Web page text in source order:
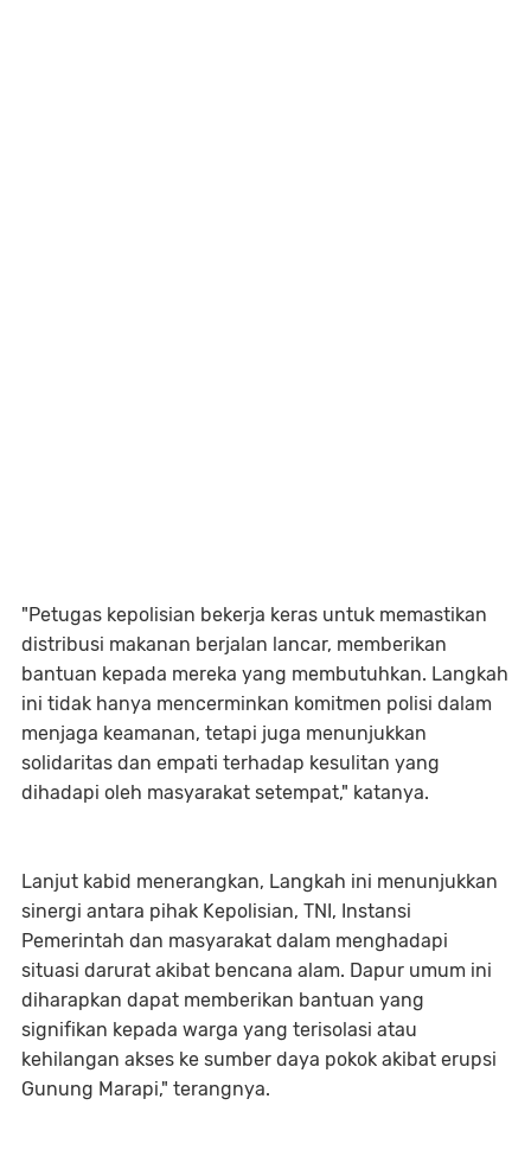
"Petugas kepolisian bekerja keras untuk memastikan
distribusi makanan berjalan lancar, memberikan
bantuan kepada mereka yang membutuhkan. Langkah
ini tidak hanya mencerminkan komitmen polisi dalam
menjaga keamanan, tetapi juga menunjukkan
solidaritas dan empati terhadap kesulitan yang
dihadapi oleh masyarakat setempat," katanya.
Lanjut kabid menerangkan, Langkah ini menunjukkan
sinergi antara pihak Kepolisian, TNI, Instansi
Pemerintah dan masyarakat dalam menghadapi
situasi darurat akibat bencana alam. Dapur umum ini
diharapkan dapat memberikan bantuan yang
signifikan kepada warga yang terisolasi atau
kehilangan akses ke sumber daya pokok akibat erupsi
Gunung Marapi," terangnya.